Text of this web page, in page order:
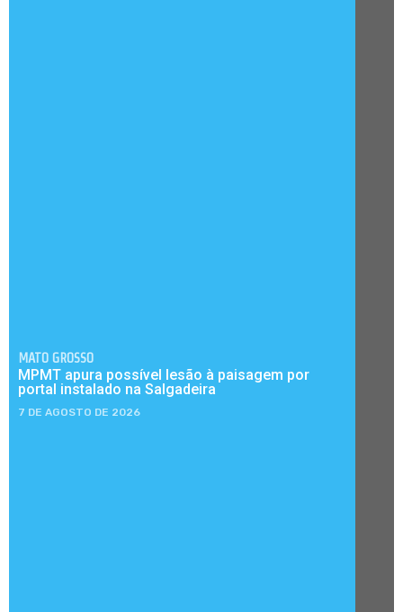
MATO GROSSO
MPMT apura possível lesão à paisagem por
portal instalado na Salgadeira
7 DE AGOSTO DE 2026